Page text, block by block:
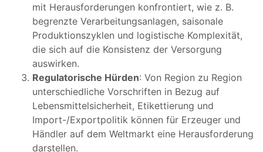
mit Herausforderungen konfrontiert, wie z. B.
begrenzte Verarbeitungsanlagen, saisonale
Produktionszyklen und logistische Komplexität,
die sich auf die Konsistenz der Versorgung
auswirken.
Regulatorische Hürden: Von Region zu Region
unterschiedliche Vorschriften in Bezug auf
Lebensmittelsicherheit, Etikettierung und
Import-/Exportpolitik können für Erzeuger und
Händler auf dem Weltmarkt eine Herausforderung
darstellen.